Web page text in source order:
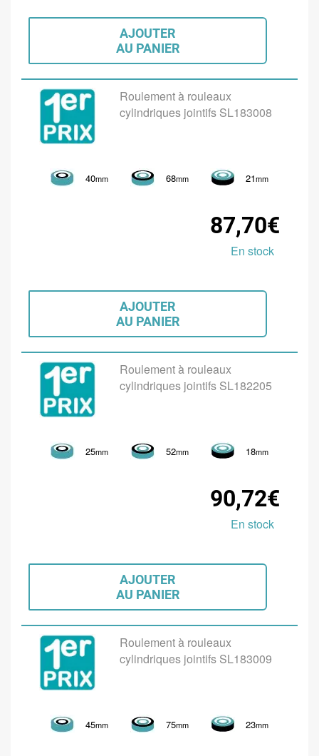
AJOUTER
AU PANIER
Roulement à rouleaux
cylindriques jointifs SL183008
40mm 68mm 21mm
87,70€
En stock
AJOUTER
AU PANIER
Roulement à rouleaux
cylindriques jointifs SL182205
25mm 52mm 18mm
90,72€
En stock
AJOUTER
AU PANIER
Roulement à rouleaux
cylindriques jointifs SL183009
45mm 75mm 23mm